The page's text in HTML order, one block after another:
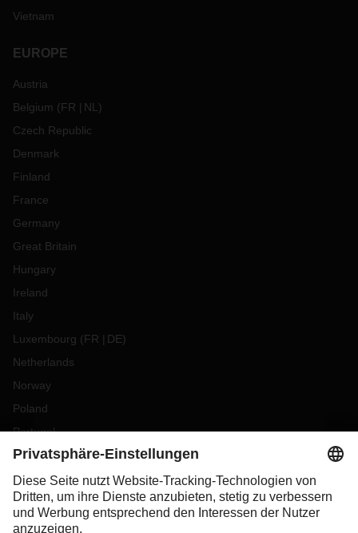
Vietnam
EUROPE
Austria
Belgium (FR NL )
Czech Republic
Denmark
Finland
France
Germany
Great Britain
Hungary
Ireland
Italy
Luxembourg (FR DE)
Netherlands
Norway
Poland
Portugal
Romania
Slovakia
Spain
Sweden